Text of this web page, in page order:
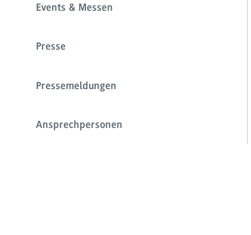
Events & Messen
Presse
Pressemeldungen
Ansprechpersonen